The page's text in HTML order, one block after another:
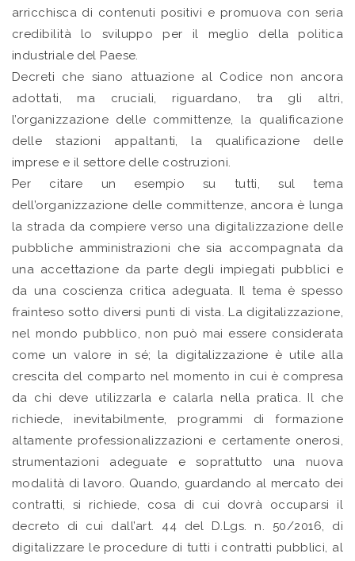
arricchisca di contenuti positivi e promuova con seria
credibilità lo sviluppo per il meglio della politica
industriale del Paese.
Decreti che siano attuazione al Codice non ancora
adottati, ma cruciali, riguardano, tra gli altri,
l’organizzazione delle committenze, la qualificazione
delle stazioni appaltanti, la qualificazione delle
imprese e il settore delle costruzioni.
Per citare un esempio su tutti, sul tema
dell’organizzazione delle committenze, ancora è lunga
la strada da compiere verso una digitalizzazione delle
pubbliche amministrazioni che sia accompagnata da
una accettazione da parte degli impiegati pubblici e
da una coscienza critica adeguata. Il tema è spesso
frainteso sotto diversi punti di vista. La digitalizzazione,
nel mondo pubblico, non può mai essere considerata
come un valore in sé; la digitalizzazione è utile alla
crescita del comparto nel momento in cui è compresa
da chi deve utilizzarla e calarla nella pratica. Il che
richiede, inevitabilmente, programmi di formazione
altamente professionalizzazioni e certamente onerosi,
strumentazioni adeguate e soprattutto una nuova
modalità di lavoro. Quando, guardando al mercato dei
contratti, si richiede, cosa di cui dovrà occuparsi il
decreto di cui dall’art. 44 del D.Lgs. n. 50/2016, di
digitalizzare le procedure di tutti i contratti pubblici, al